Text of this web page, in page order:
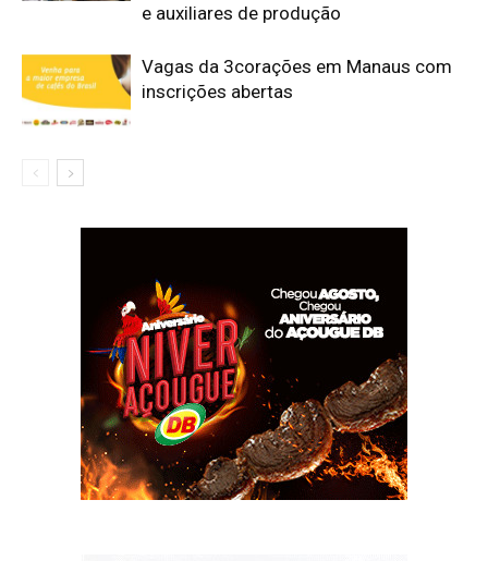
e auxiliares de produção
Vagas da 3corações em Manaus com
inscrições abertas